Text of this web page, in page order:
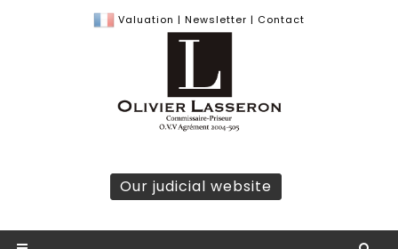
Valuation | Newsletter | Contact
Our judicial website